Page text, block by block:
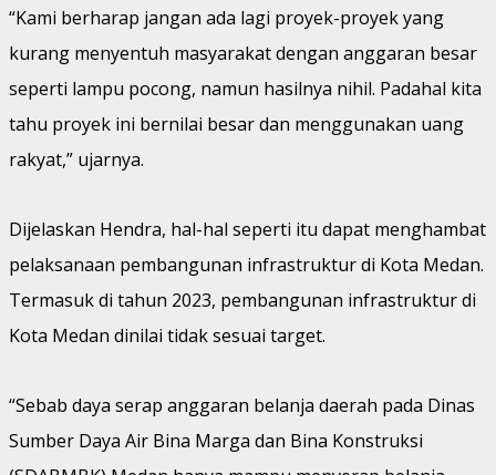
“Kami berharap jangan ada lagi proyek-proyek yang
kurang menyentuh masyarakat dengan anggaran besar
seperti lampu pocong, namun hasilnya nihil. Padahal kita
tahu proyek ini bernilai besar dan menggunakan uang
rakyat,” ujarnya.
Dijelaskan Hendra, hal-hal seperti itu dapat menghambat
pelaksanaan pembangunan infrastruktur di Kota Medan.
Termasuk di tahun 2023, pembangunan infrastruktur di
Kota Medan dinilai tidak sesuai target.
“Sebab daya serap anggaran belanja daerah pada Dinas
Sumber Daya Air Bina Marga dan Bina Konstruksi